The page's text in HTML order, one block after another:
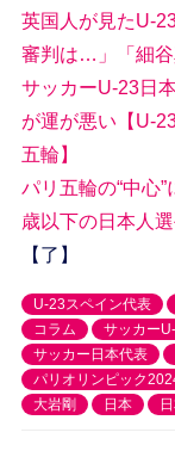
英国人が見たU-
審判は…」「細谷
サッカーU-23日
が運が悪い【U-
五輪】
パリ五輪の“中心
歳以下の日本人選
【了】
U-23スペイン代表
コラム
サッカー
サッカー日本代表
パリオリンピック
大岩剛
日本